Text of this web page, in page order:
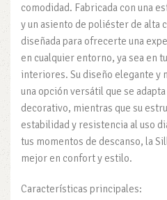
comodidad. Fabricada con una
y un asiento de poliéster de alta
diseñada para ofrecerte una
en cualquier entorno, ya sea en
interiores. Su diseño elegante y
una opción versátil que se
decorativo, mientras que su
estabilidad y resistencia al uso
tus momentos de descanso, la
mejor en confort y estilo.
Características principales: